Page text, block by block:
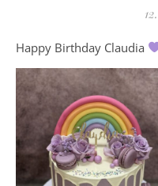
Happy Birthday Claudia